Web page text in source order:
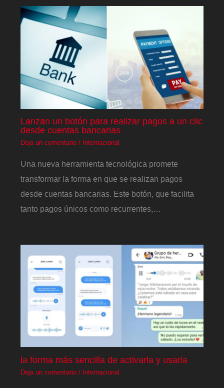
Lanzan un botón para realizar pagos a un clic
desde cuentas bancarias
Deja un comentario / Internacional
Una nueva herramienta tecnológica promete
transformar la forma en que se realizan pagos
desde cuentas bancarias. Este botón, que facilita
tanto pagos únicos como recurrentes,…
la forma más sencilla de activarla y usarla
Deja un comentario / Internacional